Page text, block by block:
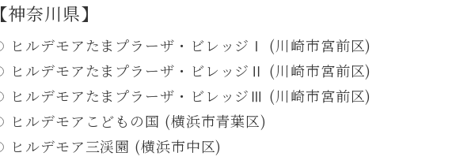
【神奈川県】
ヒルデモアたまプラーザ・ビレッジⅠ (川崎市宮前区)
ヒルデモアたまプラーザ・ビレッジⅡ (川崎市宮前区)
ヒルデモアたまプラーザ・ビレッジⅢ (川崎市宮前区)
ヒルデモアこどもの国 (横浜市青葉区)
ヒルデモア三渓園 (横浜市中区)